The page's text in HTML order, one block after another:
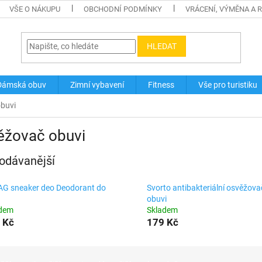
VŠE O NÁKUPU OBCHODNÍ PODMÍNKY VRÁCENÍ, VÝMĚNA A
HLEDAT
obuv Zimní vybavení Fitness Vše pro turistiku
obuvi
sneaker deo Deodorant do
Kč
Svorto antibakteriální
obuvi
Skladem
179 Kč